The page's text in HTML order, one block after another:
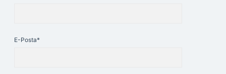
E-Posta*